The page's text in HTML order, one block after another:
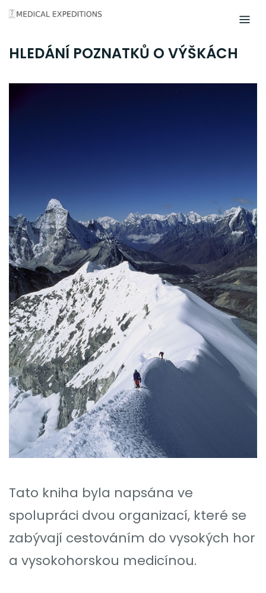
Skip
content
HLEDÁNÍ POZNATKŮ O VÝŠKÁCH
Tato kniha byla napsána ve
spolupráci dvou organizací, které se
zabývají cestováním do vysokých hor
a vysokohorskou medicínou.